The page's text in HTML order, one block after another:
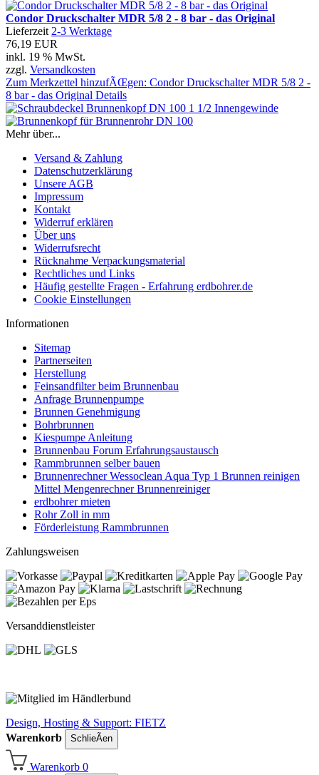
Condor Druckschalter MDR 5/8 2 - 8 bar - das Original
Lieferzeit 2-3 Werktage
76,19 EUR
inkl. 19 % MwSt.
zzgl. Versandkosten
Zum Merkzettel hinzufÃŒgen: Condor Druckschalter MDR 5/8 2 -
8 bar - das Original Details
Mehr über...
Versand & Zahlung
Datenschutzerklärung
Unsere AGB
Impressum
Kontakt
Widerruf erklären
Über uns
Widerrufsrecht
Rücknahme Verpackungsmaterial
Rechtliches und Links
Häufig gestellte Fragen - Erfahrung erdbohrer.de
Cookie Einstellungen
Informationen
Sitemap
Partnerseiten
Herstellung
Feinsandfilter beim Brunnenbau
Anfrage Brunnenpumpe
Brunnen Genehmigung
Bohrbrunnen
Kiespumpe Anleitung
Brunnenbau Forum Erfahrungsaustausch
Rammbrunnen selber bauen
Brunnenrechner Wessoclean Aqua Typ 1 Brunnen reinigen
Mittel Mengenrechner Brunnenreiniger
erdbohrer mieten
Rohr Zoll in mm
Förderleistung Rammbrunnen
Zahlungsweisen
Versanddienstleister
Design, Hosting & Support: FIETZ
Warenkorb
SchlieÃen
Warenkorb 0